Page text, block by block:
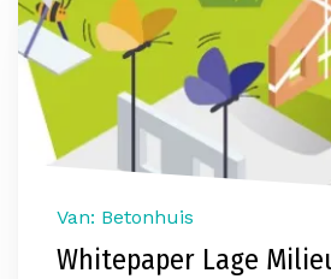
Van: Betonhuis
Whitepaper Lage